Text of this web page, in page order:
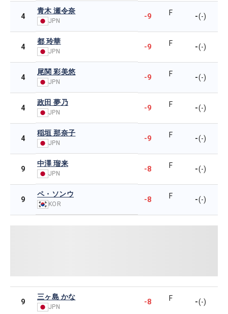
4
青木 瀬令奈
JPN -9 F -(-)
4
都 玲華
JPN -9 F -(-)
4
尾関 彩美悠
JPN -9 F -(-)
4
政田 夢乃
JPN -9 F -(-)
4
稲垣 那奈子
JPN -9 F -(-)
9
中澤 瑠来
JPN -8 F -(-)
9
ペ・ソンウ
KOR -8 F -(-)
9
三ヶ島 かな
JPN
-8 F -(-)